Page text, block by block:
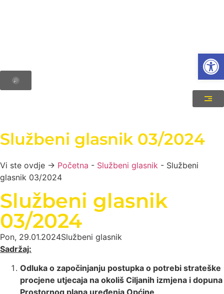
Službeni glasnik 03/2024
Vi ste ovdje → Početna - Službeni glasnik - Službeni
glasnik 03/2024
Službeni glasnik
03/2024
Pon, 29.01.2024Službeni glasnik
Sadržaj:
Odluka o započinjanju postupka o potrebi strateške
procjene utjecaja na okoliš Ciljanih izmjena i dopuna
Prostornog plana uređenja Općine